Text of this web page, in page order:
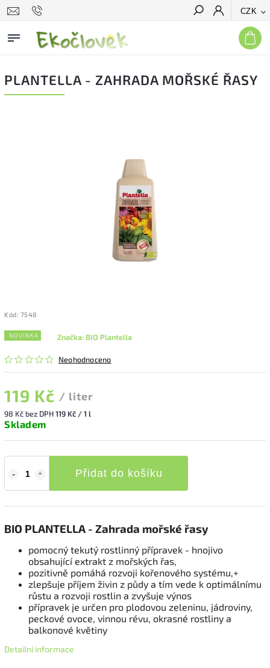
CZK
Hledat
PLANTELLA - ZAHRADA MOŘSKÉ ŘASY
Kód: 7548
NOVINKA
Neohodnoceno
Značka: BIO Plantella
119 Kč / liter
98 Kč bez DPH119 Kč / 1 l
Skladem
Přidat do košíku
BIO PLANTELLA - Zahrada mořské řasy
pomocný tekutý rostlinný přípravek - hnojivo
obsahující extrakt z mořských řas,
pozitivně pomáhá rozvoji kořenového systému,+
zlepšuje příjem živin z půdy a tím vede k optimálnímu
růstu a rozvoji rostlin a zvyšuje výnos
přípravek je určen pro plodovou zeleninu, jádroviny,
peckové ovoce, vinnou révu, okrasné rostliny a
balkonové květiny
Detailní informace